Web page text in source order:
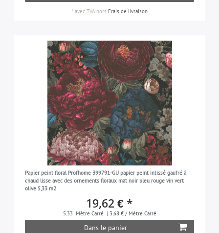
*avec TVAhors Frais de livraison
Papier peint floral Profhome 399791-GU papier peint intissé gaufré à
chaud lisse avec des ornements floraux mat noir bleu rouge vin vert
olive 5,33 m2
19,62 € *
5.33 Mètre Carré | 3,68 € / Mètre Carré
Dans le panier